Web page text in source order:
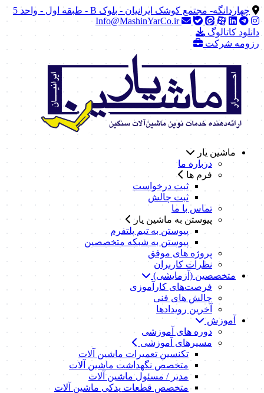
چهاردانگه- مجتمع کوشک ایرانیان - بلوک B - طبقه اول - واحد 5
Info@MashinYarCo.ir
دانلود کاتالوگ
رزومه شرکت
ماشین یار
درباره ما
فرم ها
ثبت درخواست
ثبت چالش
تماس با ما
پیوستن به ماشین یار
پیوستن به تیم پلتفرم
پیوستن به شبکه متخصصین
پروژه های موفق
نظرات کاربران
متخصصین (آزمایشی)
فرصت‌های کارآموزی
چالش های فنی
آخرین رویدادها
آموزش
دوره های آموزشی
مسیرهای آموزشی
تکنسین تعمیرات ماشین آلات
متخصص نگهداشت ماشین آلات
مدیر / مسئول ماشین آلات
متخصص قطعات یدکی ماشین آلات